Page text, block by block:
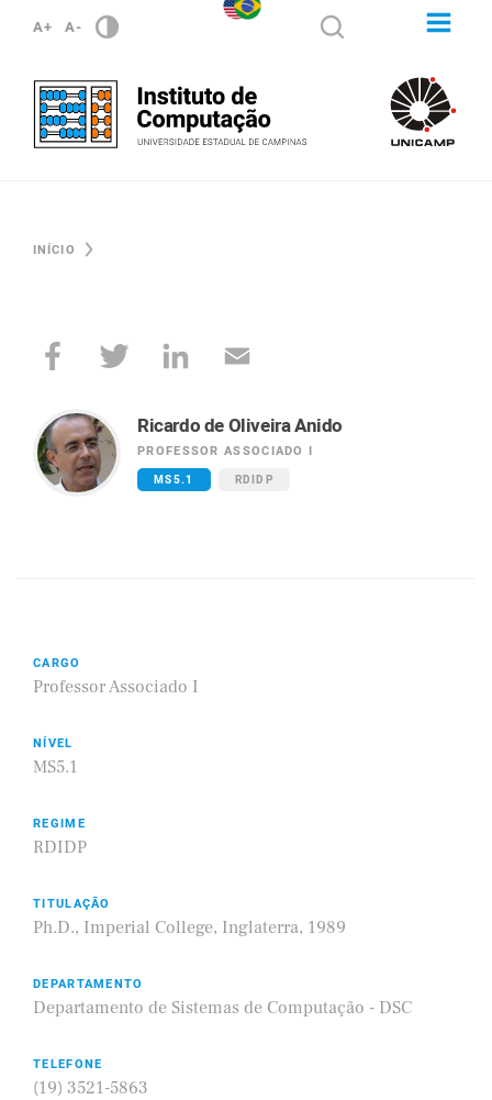
A+ A-
INÍCIO
Ricardo de Oliveira Anido
PROFESSOR ASSOCIADO I
MS5.1 RDIDP
CARGO
Professor Associado I
NÍVEL
MS5.1
REGIME
RDIDP
TITULAÇÃO
Ph.D., Imperial College, Inglaterra, 1989
DEPARTAMENTO
Departamento de Sistemas de Computação - DSC
TELEFONE
(19) 3521-5863